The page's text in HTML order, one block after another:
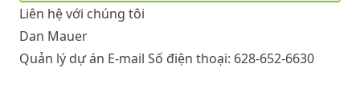
Liên hệ với chúng tôi
Dan Mauer
Quản lý dự án E-mail Số điện thoại: 628-652-6630